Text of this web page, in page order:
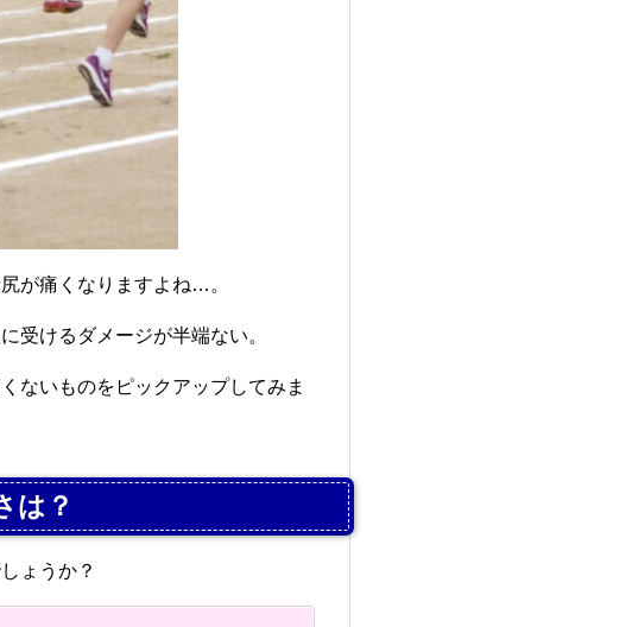
が痛くなりますよね…。
受けるダメージが半端ない。
ないものをピックアップしてみま
は？
ょうか？